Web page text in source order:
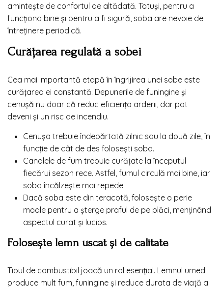
amintește de confortul de altădată. Totuși, pentru a
funcționa bine și pentru a fi sigură, soba are nevoie de
întreținere periodică.
Curățarea regulată a sobei
Cea mai importantă etapă în îngrijirea unei sobe este
curățarea ei constantă. Depunerile de funingine și
cenușă nu doar că reduc eficiența arderii, dar pot
deveni și un risc de incendiu.
Cenușa trebuie îndepărtată zilnic sau la două zile, în
funcție de cât de des folosești soba.
Canalele de fum trebuie curățate la începutul
fiecărui sezon rece. Astfel, fumul circulă mai bine, iar
soba încălzește mai repede.
Dacă soba este din teracotă, folosește o perie
moale pentru a șterge praful de pe plăci, menținând
aspectul curat și lucios.
Folosește lemn uscat și de calitate
Tipul de combustibil joacă un rol esențial. Lemnul umed
produce mult fum, funingine și reduce durata de viață a